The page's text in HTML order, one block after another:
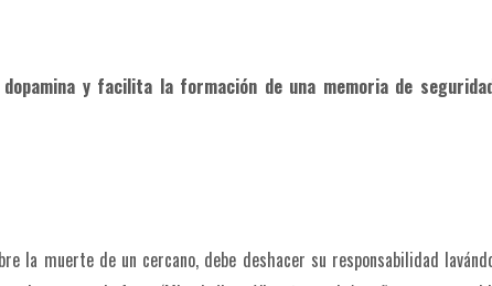
y facilita la formación de una memoria de
la muerte de un cercano, debe deshacer su responsabilidad